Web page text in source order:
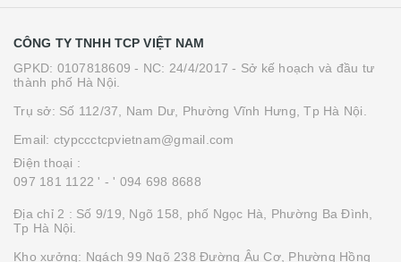
CÔNG TY TNHH TCP VIỆT NAM
GPKD: 0107818609 - NC: 24/4/2017 - Sở kế hoạch và đầu tư
thành phố Hà Nội.
Trụ sở: Số 112/37, Nam Dư, Phường Vĩnh Hưng, Tp Hà Nội.
Email: ctypccctcpvietnam@gmail.com
Điện thoại :
097 181 1122 ' - ' 094 698 8688
Địa chỉ 2 : Số 9/19, Ngõ 158, phố Ngọc Hà, Phường Ba Đình,
Tp Hà Nội.
Kho xưởng: Ngách 99 Ngõ 238 Đường Âu Cơ, Phường Hồng